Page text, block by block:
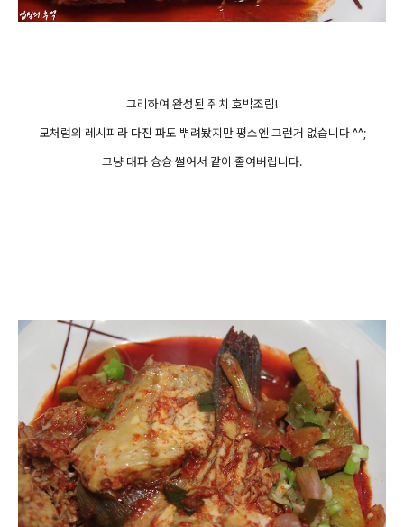
그리하여 완성된 쥐치 호박조림!
모처럼의 레시피라 다진 파도 뿌려봤지만 평소엔 그런거 없습니다 ^^;
그냥 대파 슝슝 썰어서 같이 졸여버립니다.